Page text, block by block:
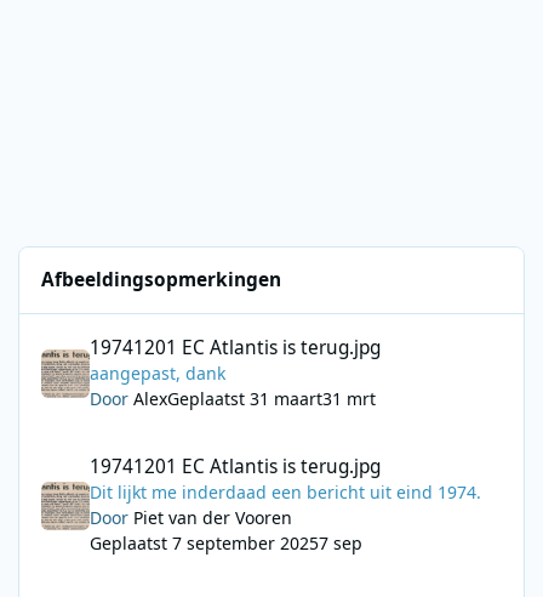
Afbeeldingsopmerkingen
19741201 EC Atlantis is terug.jpg
aangepast, dank
DoorAlexGeplaatst31 maart31 mrt
19741201 EC Atlantis is terug.jpg
Dit lijkt me inderdaad een bericht uit eind 1974.
Door Piet van der Vooren
Geplaatst7 september 20257 sep